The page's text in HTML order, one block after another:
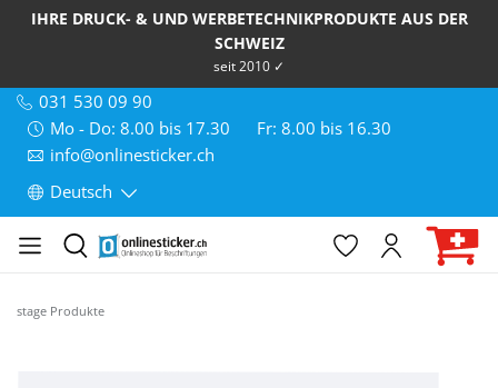
IHRE DRUCK- & UND WERBETECHNIKPRODUKTE AUS DER
SCHWEIZ
seit 2010 ✓
031 530 09 90
Mo - Do: 8.00 bis 17.30
Fr: 8.00 bis 16.30
info@onlinesticker.ch
Deutsch
stage Produkte